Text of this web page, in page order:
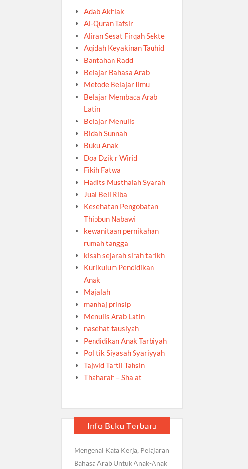
Adab Akhlak
Al-Quran Tafsir
Aliran Sesat Firqah Sekte
Aqidah Keyakinan Tauhid
Bantahan Radd
Belajar Bahasa Arab
Metode Belajar Ilmu
Belajar Membaca Arab
Latin
Belajar Menulis
Bidah Sunnah
Buku Anak
Doa Dzikir Wirid
Fikih Fatwa
Hadits Musthalah Syarah
Jual Beli Riba
Kesehatan Pengobatan
Thibbun Nabawi
kewanitaan pernikahan
rumah tangga
kisah sejarah sirah tarikh
Kurikulum Pendidikan
Anak
Majalah
manhaj prinsip
Menulis Arab Latin
nasehat tausiyah
Pendidikan Anak Tarbiyah
Politik Siyasah Syariyyah
Tajwid Tartil Tahsin
Thaharah – Shalat
Info Buku Terbaru
Mengenal Kata Kerja, Pelajaran
Bahasa Arab Untuk Anak-Anak